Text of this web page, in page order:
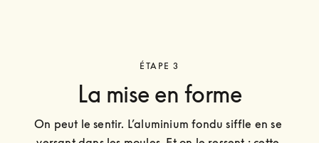
ÉTAPE 3
La mise en forme
On peut le sentir. L’aluminium fondu siffle en se